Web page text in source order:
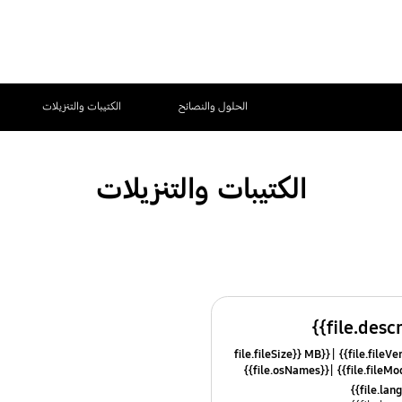
الحلول والنصائح الكتيبات والتنزيلات
الكتيبات والتنزيلات
{{file.fileSize}} MB
{{file.osNames}}